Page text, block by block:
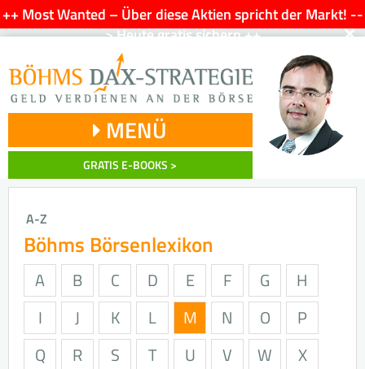
++ Most Wanted – Über diese Aktien spricht der Markt! --
> Heute gratis sichern ++
×
MENÜ
GRATIS E-BOOKS >
A-Z
Böhms Börsenlexikon
A B C D E F G
H
I
J K L M N O
P
Q
R S T U V W
X